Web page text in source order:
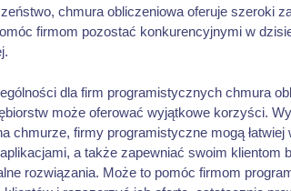
chmura obliczeniowa oferuje szeroki
firmom pozostać konkurencyjnymi w
dla firm programistycznych chmura
może oferować wyjątkowe korzyści.
chmurze, firmy programistyczne mogą
a także zapewniać swoim klientom
rozwiązania. Może to pomóc firmom